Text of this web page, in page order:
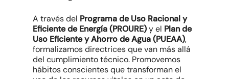
A través del Programa de Uso Racional y
Eficiente de Energía (PROURE)y el Plan de
Uso Eficiente y Ahorro de Agua (PUEAA),
formalizamos directrices que van más allá
del cumplimiento técnico. Promovemos
hábitos conscientes que transforman el